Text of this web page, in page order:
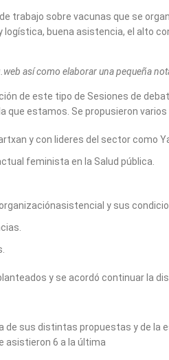
trabajo sobre vacunas que se
buena asistencia, el
así como elaborar una pequeña
de este tipo de Sesiones de
que estamos. Se propusieron
y con lideres del sector como
feminista en la Salud pública.
y sus
y se acordó continuar la
de sus distintas propuestas y de
asistieron 6 a la última